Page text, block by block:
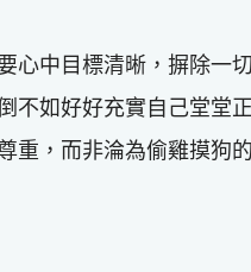
心中目標清晰，摒除一
不如好好充實自己堂堂
重，而非淪為偷雞摸狗